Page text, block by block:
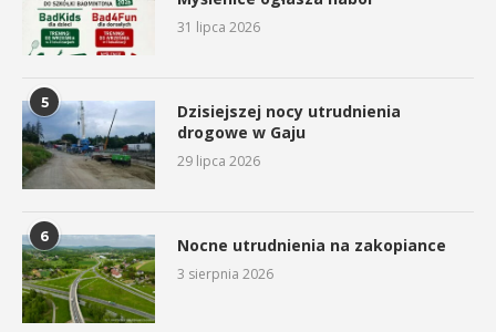
31 lipca 2026
5
Dzisiejszej nocy utrudnienia
drogowe w Gaju
29 lipca 2026
6 Nocne utrudnienia na zakopiance
3 sierpnia 2026